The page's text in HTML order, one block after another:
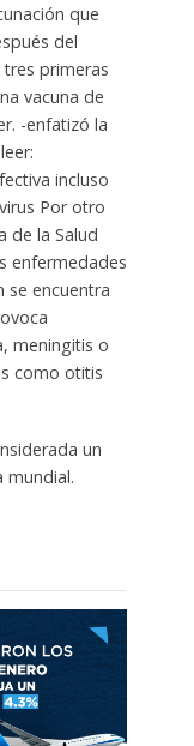
que
del
primeras
vacuna de
-enfatizó la
incluso
Por otro
de la Salud
enfermedades
se encuentra
meningitis o
como otitis
un
mundial.